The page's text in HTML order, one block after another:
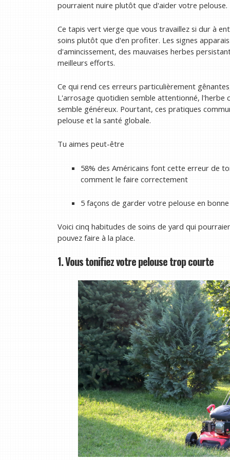
pourraient nuire plutôt que d'aider votre pelouse.
Ce tapis vert vierge que vous travaillez si dur à
soins plutôt que d'en profiter. Les signes
d'amincissement, des mauvaises herbes
meilleurs efforts.
Ce qui rend ces erreurs particulièrement
L'arrosage quotidien semble attentionné, l'herbe
semble généreux. Pourtant, ces pratiques
pelouse et la santé globale.
Tu aimes peut-être
58% des Américains font cette erreur de
comment le faire correctement
5 façons de garder votre pelouse en
Voici cinq habitudes de soins de yard qui
pouvez faire à la place.
1. Vous tonifiez votre pelouse trop courte